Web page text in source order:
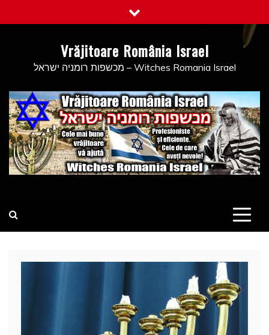
to
Vrăjitoare România Israel
מכשפות רומניה ישראל – Witches Romania Israel